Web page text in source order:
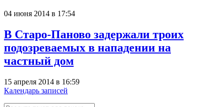
04 июня 2014 в 17:54
В Старо-Паново задержали троих
подозреваемых в нападении на
частный дом
15 апреля 2014 в 16:59
Календарь записей